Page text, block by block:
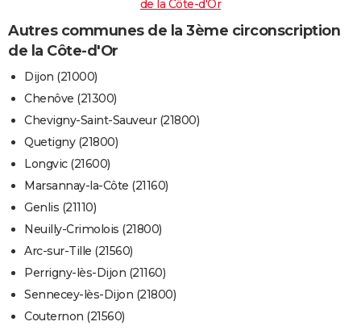
de la Côte-d'Or
Autres communes de la 3ème circonscription
de la Côte-d'Or
Dijon (21000)
Chenôve (21300)
Chevigny-Saint-Sauveur (21800)
Quetigny (21800)
Longvic (21600)
Marsannay-la-Côte (21160)
Genlis (21110)
Neuilly-Crimolois (21800)
Arc-sur-Tille (21560)
Perrigny-lès-Dijon (21160)
Sennecey-lès-Dijon (21800)
Couternon (21560)